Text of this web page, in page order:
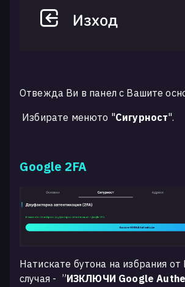
Отвежда Ви в панел с Вашите
Избирате менюто "Сигурност".
Google 2FA
Натискате бутона на избрания
случая - ”ИЗКЛЮЧИ Google